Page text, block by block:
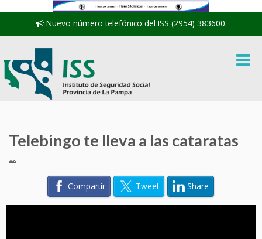
Nuevo número telefónico del ISS (2954) 383600.
Telebingo te lleva a las cataratas
Compartir Tweet Share